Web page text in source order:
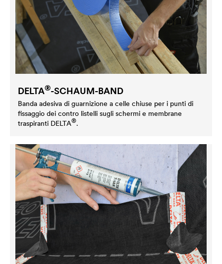
DELTA®-SCHAUM-BAND
Banda adesiva di guarnizione a celle chiuse per i punti di
fissaggio dei contro listelli sugli schermi e membrane
traspiranti DELTA®.